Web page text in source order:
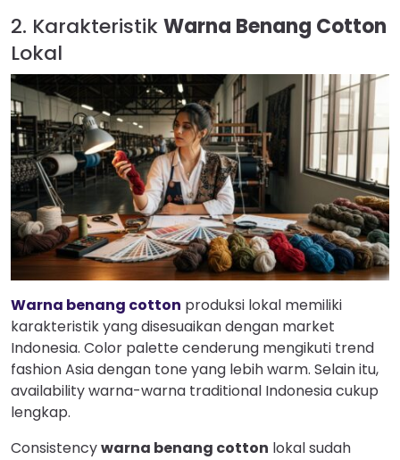
2. Karakteristik Warna Benang Cotton
Lokal
Warna benang cotton produksi lokal memiliki
karakteristik yang disesuaikan dengan market
Indonesia. Color palette cenderung mengikuti trend
fashion Asia dengan tone yang lebih warm. Selain itu,
availability warna-warna traditional Indonesia cukup
lengkap.
Consistencywarna benang cotton lokal sudah